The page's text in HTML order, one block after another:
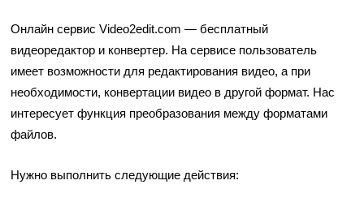
Онлайн сервис Video2edit.com — бесплатный
видеоредактор и конвертер. На сервисе пользователь
имеет возможности для редактирования видео, а при
необходимости, конвертации видео в другой формат. Нас
интересует функция преобразования между форматами
файлов.
Нужно выполнить следующие действия: